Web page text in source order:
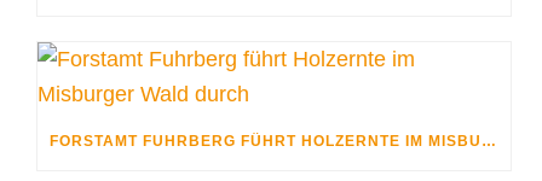
FORSTAMT FUHRBERG FÜHRT HOLZERNTE IM MISBURGER WALD DURCH